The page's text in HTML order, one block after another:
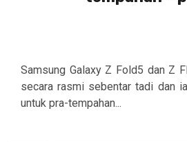
Samsung Galaxy Z Fold5 dan Z
secara rasmi sebentar tadi dan
untuk pra-tempahan...